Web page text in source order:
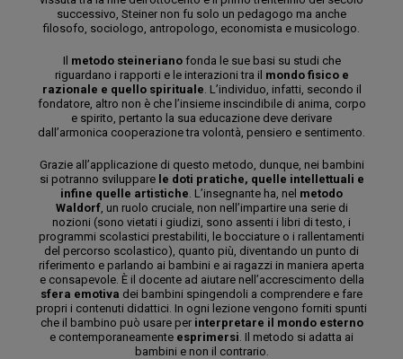
successivo, Steiner non fu solo un pedagogo ma anche
filosofo, sociologo, antropologo, economista e musicologo.
Il metodo steinerianofonda le sue basi su studi che
riguardano i rapporti e le interazioni tra il mondo fisico e
razionale e quello spirituale . L’individuo, infatti, secondo il
fondatore, altro non è che l’insieme inscindibile di anima, corpo
e spirito, pertanto la sua educazione deve derivare
dall’armonica cooperazione tra volontà, pensiero e sentimento.
Grazie all’applicazione di questo metodo, dunque, nei bambini
si potranno sviluppare le doti pratiche, quelle intellettuali e
infine quelle artistiche . L’insegnante ha, nel metodo
Waldorf, un ruolo cruciale, non nell’impartire una serie di
nozioni (sono vietati i giudizi, sono assenti i libri di testo, i
programmi scolastici prestabiliti, le bocciature o i rallentamenti
del percorso scolastico), quanto più, diventando un punto di
riferimento e parlando ai bambini e ai ragazzi in maniera aperta
e consapevole. È il docente ad aiutare nell’accrescimento della
sfera emotiva dei bambini spingendoli a comprendere e fare
propri i contenuti didattici. In ogni lezione vengono forniti spunti
che il bambino può usare per interpretare il mondo esterno
e contemporaneamente esprimersi . Il metodo si adatta ai
bambini e non il contrario.